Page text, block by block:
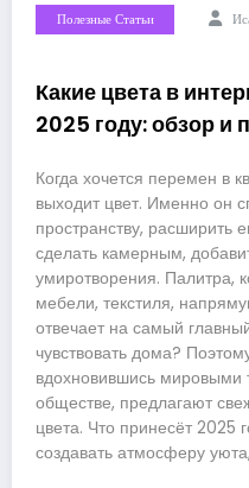
Полезные Статьи
Какие цвета в
2025 году: обзор и
Когда хочется перемен в
выходит цвет. Именно он
пространству, расширить
сделать камерным,
умиротворения. Палитра,
мебели, текстиля,
отвечает на самый
чувствовать дома?
вдохновившись
обществе, предлагают
цвета. Что принесёт 2025
создавать атмосферу